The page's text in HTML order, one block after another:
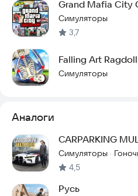
Grand Mafia City
Симуляторы
3,7
Falling Art
Симуляторы
Аналоги
CARPARKING
Симуляторы ·
4,5
Русь